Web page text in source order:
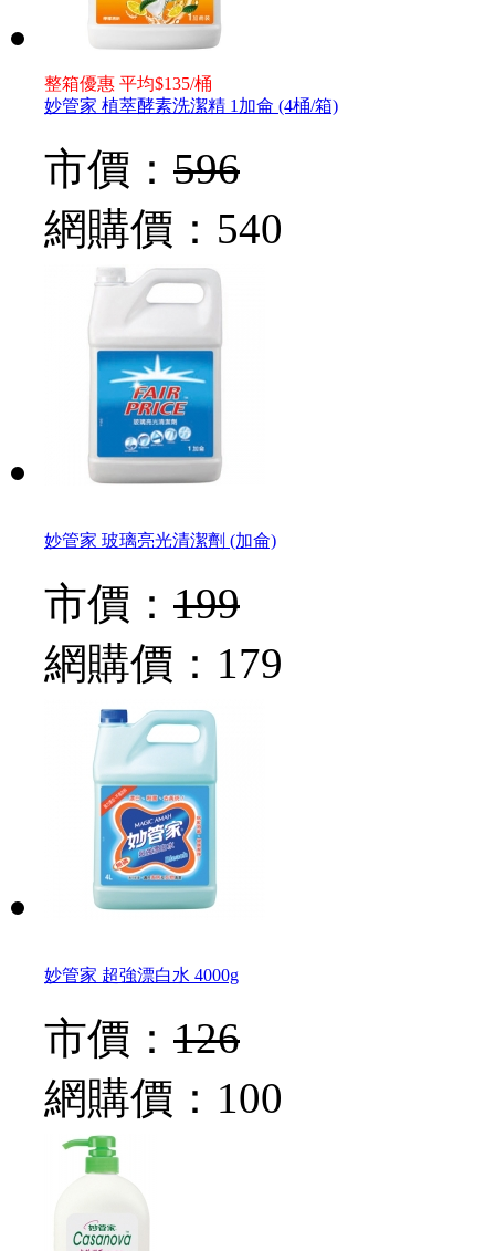
整箱優惠 平均$135/桶
妙管家 植萃酵素洗潔精 1加侖 (4桶/箱)
市價： 596
網購價： 540
妙管家 玻璃亮光清潔劑 (加侖)
市價： 199
網購價： 179
妙管家 超強漂白水 4000g
市價： 126
網購價： 100